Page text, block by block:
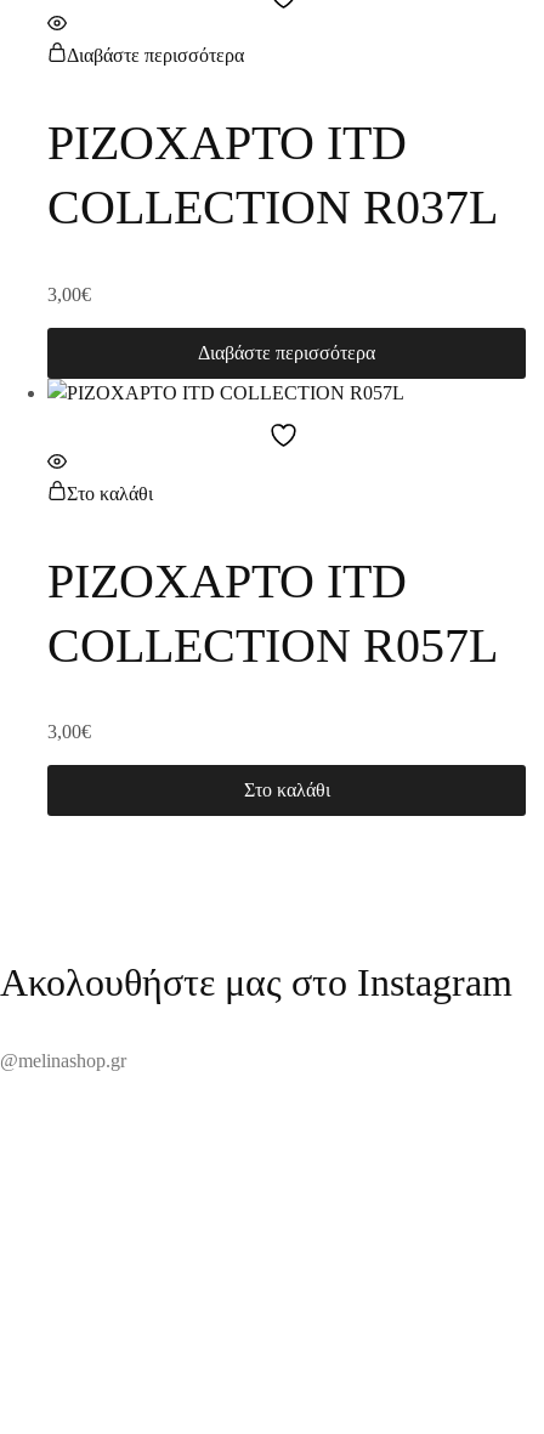
Διαβάστε περισσότερα
ΡΙΖΟΧΑΡΤΟ ITD
COLLECTION R037L
3,00€
Διαβάστε περισσότερα
Στο καλάθι
ΡΙΖΟΧΑΡΤΟ ITD
COLLECTION R057L
3,00€
Στο καλάθι
Ακολουθήστε μας στο Instagram
@melinashop.gr